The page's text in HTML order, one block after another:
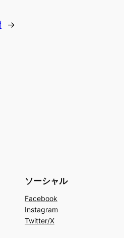
→
ソーシャル
Facebook
Instagram
Twitter/X